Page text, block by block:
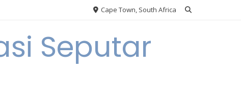
Cape Town, South Africa
Seputar